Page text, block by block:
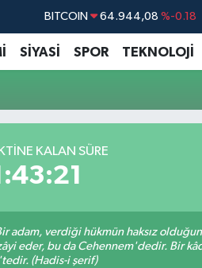
BITCOIN 64.944,08 %-0.18
DOLAR 47,7436 %0.18
EURO 55,2510 %0.32
SİYASİ SPOR TEKNOLOJİ
KALAN SÜRE
verdiği hükmün haksız
eder, bu da Cehennem'dedir. Bir
(Hadis-i şerif)